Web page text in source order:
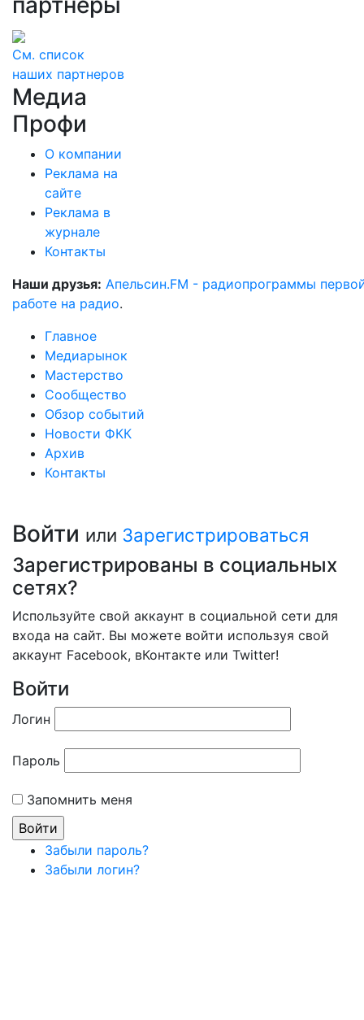
См. список
наших партнеров
Медиа
Профи
О компании
Реклама на
сайте
Реклама в
журнале
Контакты
Наши друзья: Апельсин.FM - радиопрограммы
работе на радио.
Главное
Медиарынок
Мастерство
Сообщество
Обзор событий
Новости ФКК
Архив
Контакты
Войти или Зарегистрироваться
Зарегистрированы в социальных
сетях?
Используйте свой аккаунт в социальной сети для
входа на сайт. Вы можете войти используя свой
аккаунт Facebook, вКонтакте или Twitter!
Войти
Логин
Пароль
Запомнить меня
Забыли пароль?
Забыли логин?